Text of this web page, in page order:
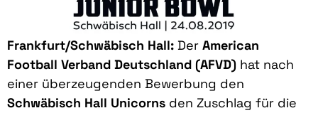
Frankfurt/Schwäbisch Hall: Der American
Football Verband Deutschland (AFVD) hat nach
einer überzeugenden Bewerbung den
Schwäbisch Hall Unicorns den Zuschlag für die